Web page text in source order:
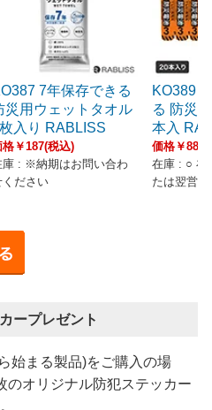
7年保存できる
災用ウェットタオル
入り RABLISS
格￥187(税込)
庫 : ※納期はお問い合わ
ください
KO389
る 防災
本入
価格￥880(
在庫 : ○ 在
たは翌営
ープレゼント
始まる製品)をご購入の場
のオリジナル防犯ステッカー